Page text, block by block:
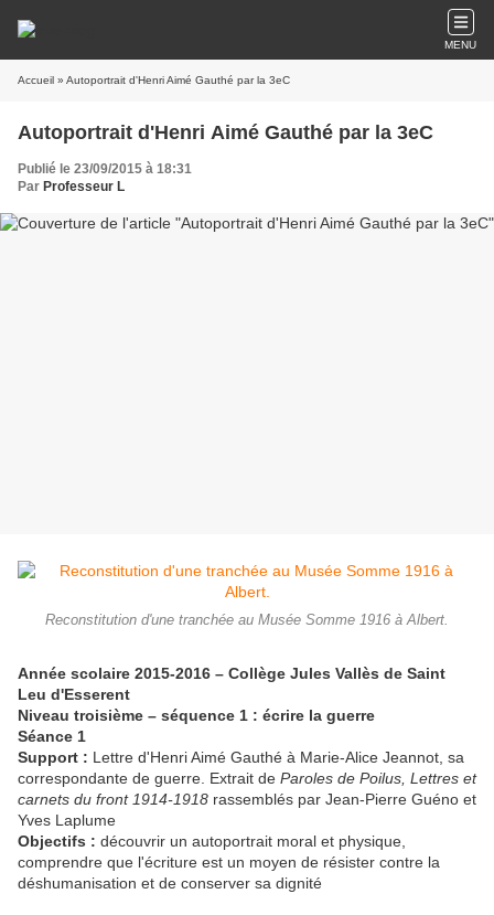
MENU
Accueil » Autoportrait d'Henri Aimé Gauthé par la 3eC
Autoportrait d'Henri Aimé Gauthé par la 3eC
Publié le 23/09/2015 à 18:31
Par Professeur L
Reconstitution d'une tranchée au Musée Somme 1916 à Albert.
Année scolaire 2015-2016 – Collège Jules Vallès de Saint
Leu d'Esserent
Niveau troisième – séquence 1 : écrire la guerre
Séance 1
Support : Lettre d'Henri Aimé Gauthé à Marie-Alice Jeannot, sa
correspondante de guerre. Extrait de Paroles de Poilus, Lettres et
carnets du front 1914-1918 rassemblés par Jean-Pierre Guéno et
Yves Laplume
Objectifs : découvrir un autoportrait moral et physique,
comprendre que l'écriture est un moyen de résister contre la
déshumanisation et de conserver sa dignité